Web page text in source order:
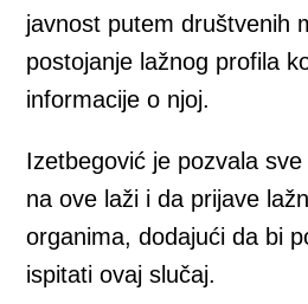
javnost putem društvenih
postojanje lažnog profila
informacije o njoj.
Izetbegović je pozvala
na ove laži i da prijave
organima, dodajući da bi
ispitati ovaj slučaj.